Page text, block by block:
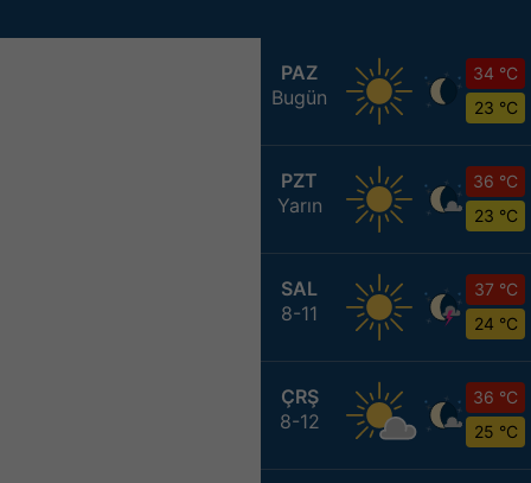
PAZ
Bugün
34 °C
23 °C
PZT
Yarın
36 °C
23 °C
SAL
8-11
37 °C
24 °C
ÇRŞ
8-12
36 °C
25 °C